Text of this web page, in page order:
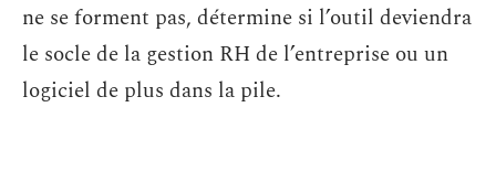
ne se forment pas, détermine si l’outil deviendra
le socle de la gestion RH de l’entreprise ou un
logiciel de plus dans la pile.